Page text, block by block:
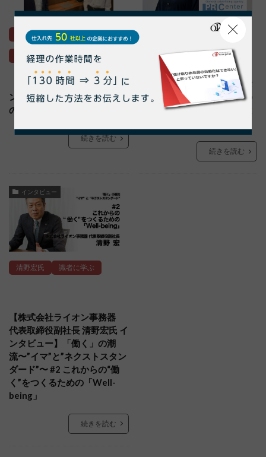
ペーパーレス 納品書
請求書
【株式会社セイザンフーズ イ
ンタビュー】ペーパーレス化
の入り口にも最適なoneplat
続きを読む
ペーパーレス
業務効率化 請求書
【株式会社ピーアールセンタ
ー インタビュー】oneplatの
魅力は、シンプルな操作性と
続きを読む
インタビュー
清野宏氏 識者に学ぶ
【株式会社ライオン事務器
代表取締役副社長 清野宏氏 イ
ンタビュー】「働く」の潮
流〜”イマ”と”ネクストスタン
ダード”〜 #2 これからの“働
く”をつくるための「Well-
being」
続きを読む